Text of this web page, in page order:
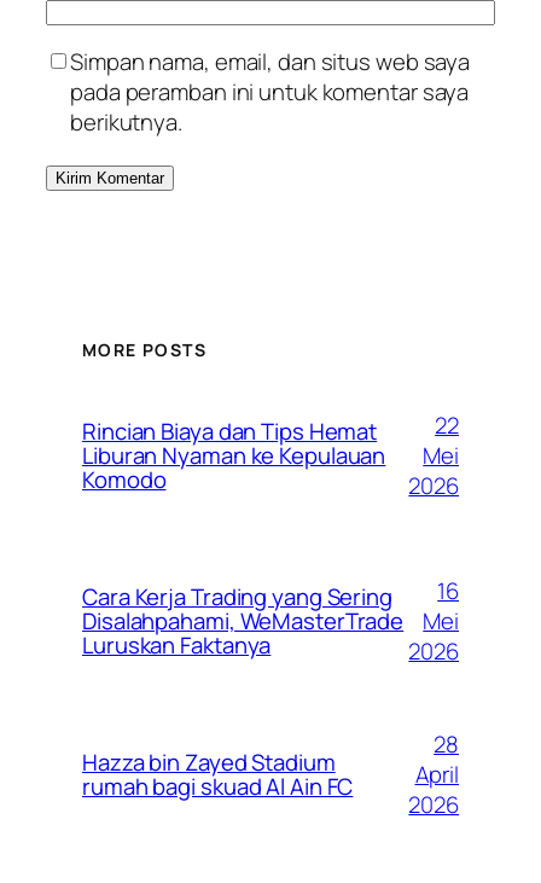
Simpan nama, email, dan situs web saya
pada peramban ini untuk komentar saya
berikutnya.
MORE POSTS
Rincian Biaya dan Tips Hemat
Liburan Nyaman ke Kepulauan
Komodo
22
Mei
2026
Cara Kerja Trading yang Sering
Disalahpahami, WeMasterTrade
Luruskan Faktanya
16
Mei
2026
Hazza bin Zayed Stadium
rumah bagi skuad Al Ain FC
28
April
2026